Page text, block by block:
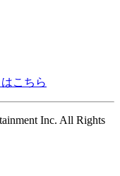
こちら
Inc. All Rights